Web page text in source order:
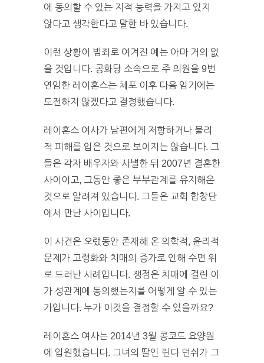
에 동의할 수 있는 지적 능력을 가지고 있지
않다고 생각한다고 말한 바 있습니다.
이런 상황이 범죄로 여겨진 예는 아마 거의 없
을 것입니다. 공화당 소속으로 주 의원을 9번
연임한 레이혼스는 체포 이후 다음 임기에는
도전하지 않겠다고 결정했습니다.
레이혼스 여사가 남편에게 저항하거나 물리
적 피해를 입은 것으로 보이지는 않습니다. 그
들은 각자 배우자와 사별한 뒤 2007년 결혼한
사이이고, 그동안 좋은 부부관계를 유지해온
것으로 알려져 있습니다. 그들은 교회 합창단
에서 만난 사이입니다.
이 사건은 오랬동안 존재해 온 의학적, 윤리적
문제가 고령화와 치매의 증가로 인해 수면 위
로 드러난 사례입니다. 쟁점은 치매에 걸린 이
가 성관계에 동의했는지를 어떻게 알 수 있는
가입니다. 누가 이것을 결정할 수 있을까요?
레이혼스 여사는 2014년 3월 콩코드 요양원
에 입원했습니다. 그녀의 딸인 린다 던쉬가 그